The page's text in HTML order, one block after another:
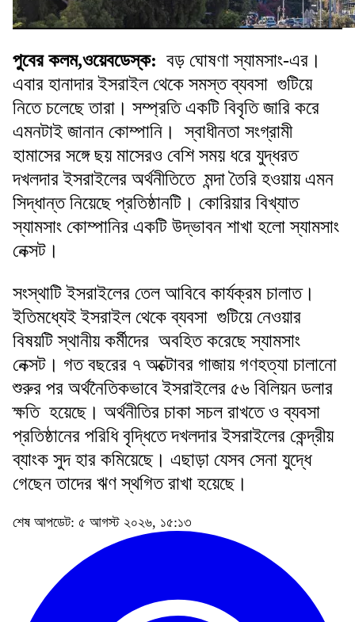
পুবের কলম,ওয়েবডেস্ক: বড় ঘোষণা স্যামসাং-এর।
এবার হানাদার ইসরাইল থেকে সমস্ত ব্যবসা গুটিয়ে
নিতে চলেছে তারা। সম্প্রতি একটি বিবৃতি জারি করে
এমনটাই জানান কোম্পানি। স্বাধীনতা সংগ্রামী
হামাসের সঙ্গে ছয় মাসেরও বেশি সময় ধরে যুদ্ধরত
দখলদার ইসরাইলের অর্থনীতিতে মন্দা তৈরি হওয়ায় এমন
সিদ্ধান্ত নিয়েছে প্রতিষ্ঠানটি। কোরিয়ার বিখ্যাত
স্যামসাং কোম্পানির একটি উদ্ভাবন শাখা হলো স্যামসাং
নেক্সট।
সংস্থাটি ইসরাইলের তেল আবিবে কার্যক্রম চালাত।
ইতিমধ্যেই ইসরাইল থেকে ব্যবসা গুটিয়ে নেওয়ার
বিষয়টি স্থানীয় কর্মীদের অবহিত করেছে স্যামসাং
নেক্সট। গত বছরের ৭ অক্টোবর গাজায় গণহত্যা চালানো
শুরুর পর অর্থনৈতিকভাবে ইসরাইলের ৫৬ বিলিয়ন ডলার
ক্ষতি হয়েছে। অর্থনীতির চাকা সচল রাখতে ও ব্যবসা
প্রতিষ্ঠানের পরিধি বৃদ্ধিতে দখলদার ইসরাইলের কেন্দ্রীয়
ব্যাংক সুদ হার কমিয়েছে। এছাড়া যেসব সেনা যুদ্ধে
গেছেন তাদের ঋণ স্থগিত রাখা হয়েছে।
শেষ আপডেট: ৫ আগস্ট ২০২৬, ১৫:১৩